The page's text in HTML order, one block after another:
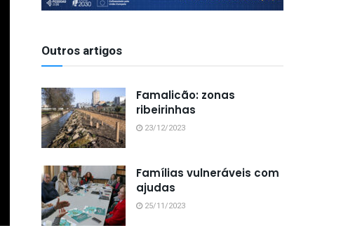
Outros artigos
Famalicão: zonas
ribeirinhas
23/12/2023
Famílias vulneráveis com
ajudas
25/11/2023